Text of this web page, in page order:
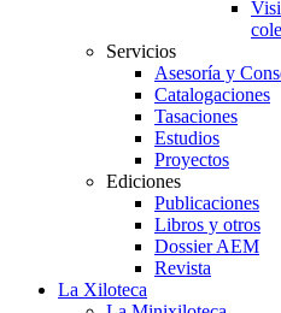
Servicios
Asesoría y
Catalogaciones
Tasaciones
Estudios
Proyectos
Ediciones
Publicaciones
Libros y otros
Dossier AEM
Revista
La Xiloteca